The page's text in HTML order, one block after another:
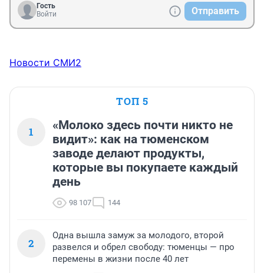
Гость
Войти
Отправить
Новости СМИ2
ТОП 5
1
«Молоко здесь почти никто не
видит»: как на тюменском
заводе делают продукты,
которые вы покупаете каждый
день
98 107 144
2
Одна вышла замуж за молодого, второй
развелся и обрел свободу: тюменцы — про
перемены в жизни после 40 лет